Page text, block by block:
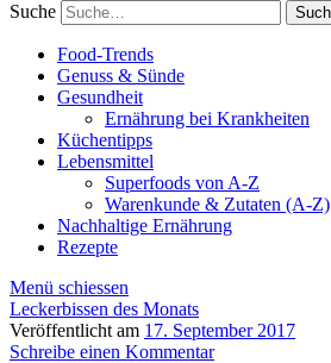
Suche
Food-Trends
Genuss & Sünde
Gesundheit
Ernährung bei Krankheiten
Küchentipps
Lebensmittel
Superfoods von A-Z
Warenkunde & Zutaten (A-Z)
Nachhaltige Ernährung
Rezepte
Menü schiessen
Leckerbissen des Monats
Veröffentlicht am 17. September 2017
Schreibe einen Kommentar